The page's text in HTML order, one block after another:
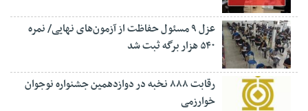
عزل ۹ مسئول حفاظت از آزمون‌های نهایی/ نمره
۵۴۰ هزار برگه ثبت شد
رقابت ۸۸۸ نخبه در دوازدهمین جشنواره نوجوان
خوارزمی